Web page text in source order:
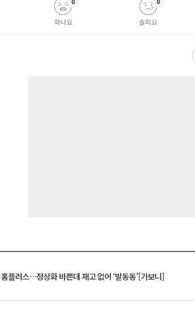
화나요
0
슬퍼요
0
플러스…정상화 바쁜데 재고 없어 ‘발동동’[가보니]